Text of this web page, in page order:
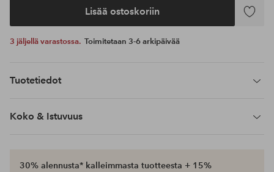
Lisää ostoskoriin
Lisää
3 jäljellä varastossa. Toimitetaan 3-6 arkipäivää
Tuotetiedot
Koko & Istuvuus
30% alennusta* kalleimmasta tuotteesta + 15%